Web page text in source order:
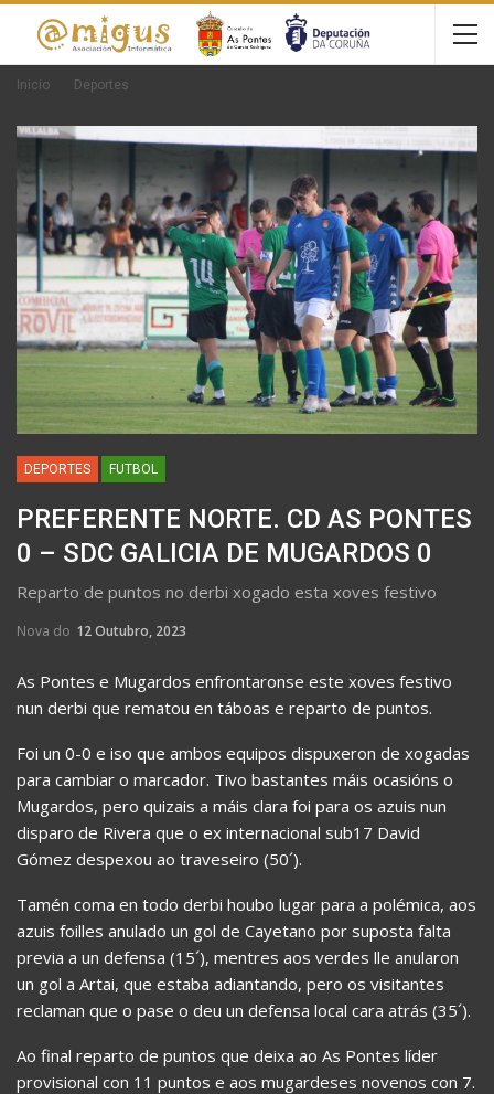
Inicio Deportes
DEPORTES FUTBOL
PREFERENTE NORTE. CD AS PONTES
0 – SDC GALICIA DE MUGARDOS 0
Reparto de puntos no derbi xogado esta xoves festivo
Nova do 12 Outubro, 2023
As Pontes e Mugardos enfrontaronse este xoves festivo
nun derbi que rematou en táboas e reparto de puntos.
Foi un 0-0 e iso que ambos equipos dispuxeron de xogadas
para cambiar o marcador. Tivo bastantes máis ocasións o
Mugardos, pero quizais a máis clara foi para os azuis nun
disparo de Rivera que o ex internacional sub17 David
Gómez despexou ao traveseiro (50´).
Tamén coma en todo derbi houbo lugar para a polémica, aos
azuis foilles anulado un gol de Cayetano por suposta falta
previa a un defensa (15´), mentres aos verdes lle anularon
un gol a Artai, que estaba adiantando, pero os visitantes
reclaman que o pase o deu un defensa local cara atrás (35´).
Ao final reparto de puntos que deixa ao As Pontes líder
provisional con 11 puntos e aos mugardeses novenos con 7.